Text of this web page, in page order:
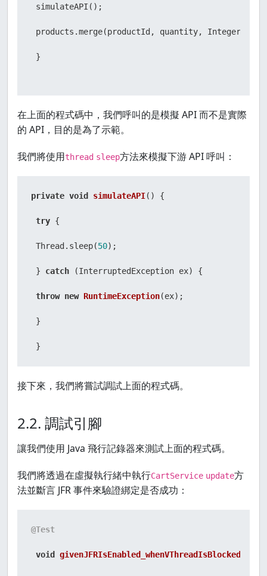
simulateAPI();
products.merge(productId, quantity,
}
}
}
在上面的程式碼中，我們呼叫的是模擬 API 而不是實際
的 API，目的是為了示範。
我們將使用thread sleep方法來模擬下游 API 呼叫：
private void simulateAPI() {
try {
Thread.sleep(50);
} catch (InterruptedException ex) {
throw new RuntimeException(ex);
}
}
接下來，我們將嘗試調試上面的程式碼。
2.2. 調試引腳
讓我們使用 Java 飛行記錄器來測試上面的程式碼。
我們將透過在虛擬執行緒中執行CartService update方
法並斷言 JFR 事件來驗證綁定是否成功：
@Test
void